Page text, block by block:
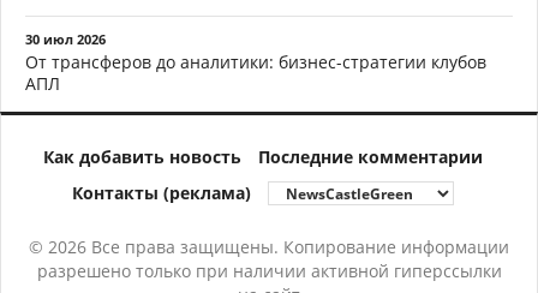
30 июл 2026
От трансферов до аналитики: бизнес-стратегии клубов
АПЛ
Как добавить новость
Последние комментарии
Контакты (реклама)
© 2026 Все права защищены. Копирование информации
разрешено только при наличии активной гиперссылки